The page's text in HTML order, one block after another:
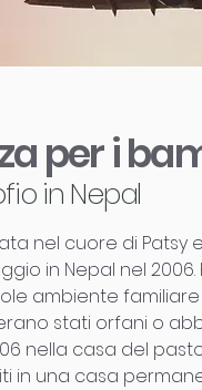
per i
in Nepal
nel cuore di Patsy
in Nepal nel 2006.
ambiente
stati orfani o
nella casa del
in una casa